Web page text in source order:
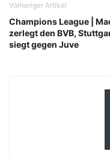
Vorheriger Artikel
Champions League |
zerlegt den BVB,
siegt gegen Juve